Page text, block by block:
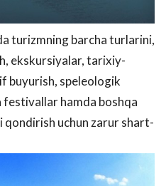
turizmning barcha turlarini,
ekskursiyalar, tarixiy-
buyurish, speleologik
hamda boshqa
qondirish uchun zarur shart-